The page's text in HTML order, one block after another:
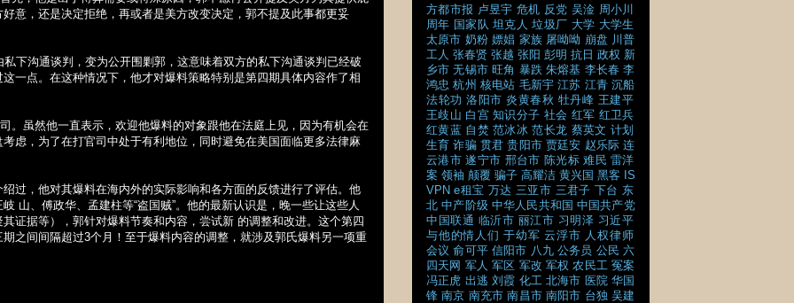
意，还是决定拒绝，再或者是美方改变决定，郭不提及此事都更妥
下沟通谈判，变为公开围剿郭，这意味着双方的私下沟通谈判已经破
一点。在这种情况下，他才对爆料策略特别是第四期具体内容作了相
。虽然他一直表示，欢迎他爆料的对象跟他在法庭上见，因为有机会在
虑，为了在打官司中处于有利地位，同时避免在美国面临更多法律麻
过，他对其爆料在海内外的实际影响和各方面的反馈进行了评估。他
山、傅政华、孟建柱等“盗国贼”。他的最新认识是，晚一些让这些人
证据等），郭针对爆料节奏和内容，尝试新 的调整和改进。这个第四
之间间隔超过3个月！至于爆料内容的调整，就涉及郭氏爆料另一项重
方都市报 卢昱宇 危机 反党 吴淦 周小川
周年 国家队 坦克人 垃圾厂 大学 大学生
太原市 奶粉 嫖娼 家族 屠呦呦 崩盘 川普
工人 张春贤 张越 张阳 彭明 抗日 政权 新
乡市 无锡市 旺角 暴跌 朱熔基 李长春 李
鸿忠 杭州 核电站 毛新宇 江苏 江青 沉船
法轮功 洛阳市 炎黄春秋 牡丹峰 王建平
王歧山 白宫 知识分子 社会 红军 红卫兵
红黄蓝 自焚 范冰冰 范长龙 蔡英文 计划
生育 诈骗 贯君 贵阳市 贾廷安 赵乐际 连
云港市 遂宁市 邢台市 陈光标 难民 雷洋
案 领袖 颠覆 骗子 高耀洁 黄兴国 黑客
IS
VPN e租宝 万达 三亚市 三君子 下台 东
北 中产阶级 中华人民共和国 中国共产党
中国联通 临沂市 丽江市 习明泽 习近平
与他的情人们 于幼军 云浮市 人权律师
会议 俞可平 信阳市 八九 公务员 公民 六
四天网 军人 军区 军改 军权 农民工 冤案
冯正虎 出逃 刘霞 化工 北海市 医院 华国
锋 南京 南充市 南昌市 南阳市 台独 吴建